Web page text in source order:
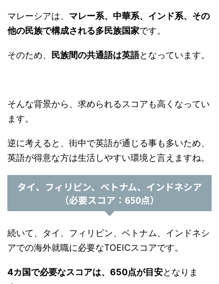
マレーシアは、 マレー系、中華系、インド系、その
他の民族で構成される多民族国家です。
そのため、 民族間の共通語は英語となっています。
そんな背景から、求められるスコアも高くなってい
ます。
逆に考えると、街中で英語が通じる事も多いため、
英語が得意な方は生活しやすい環境と言えますね。
タイ、フィリピン、ベトナム、インドネシア
（必要スコア：650点）
続いて、タイ、フィリピン、ベトナム、インドネシ
アでの海外就職に必要なTOEICスコアです。
4カ国で必要なスコアは、650点が目安となりま